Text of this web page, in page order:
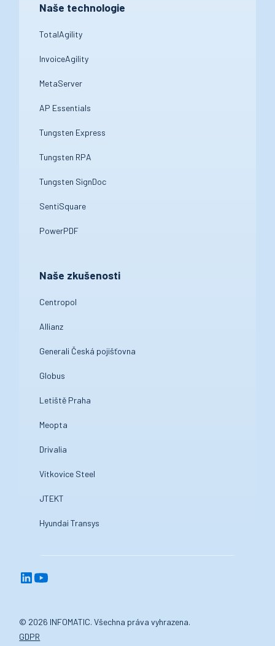
Naše technologie
TotalAgility
InvoiceAgility
MetaServer
AP Essentials
Tungsten Express
Tungsten RPA
Tungsten SignDoc
SentiSquare
PowerPDF
Naše zkušenosti
Centropol
Allianz
Generali Česká pojišťovna
Globus
Letiště Praha
Meopta
Drivalia
Vítkovice Steel
JTEKT
Hyundai Transys
© 2026 INFOMATIC. Všechna práva vyhrazena.
GDPR